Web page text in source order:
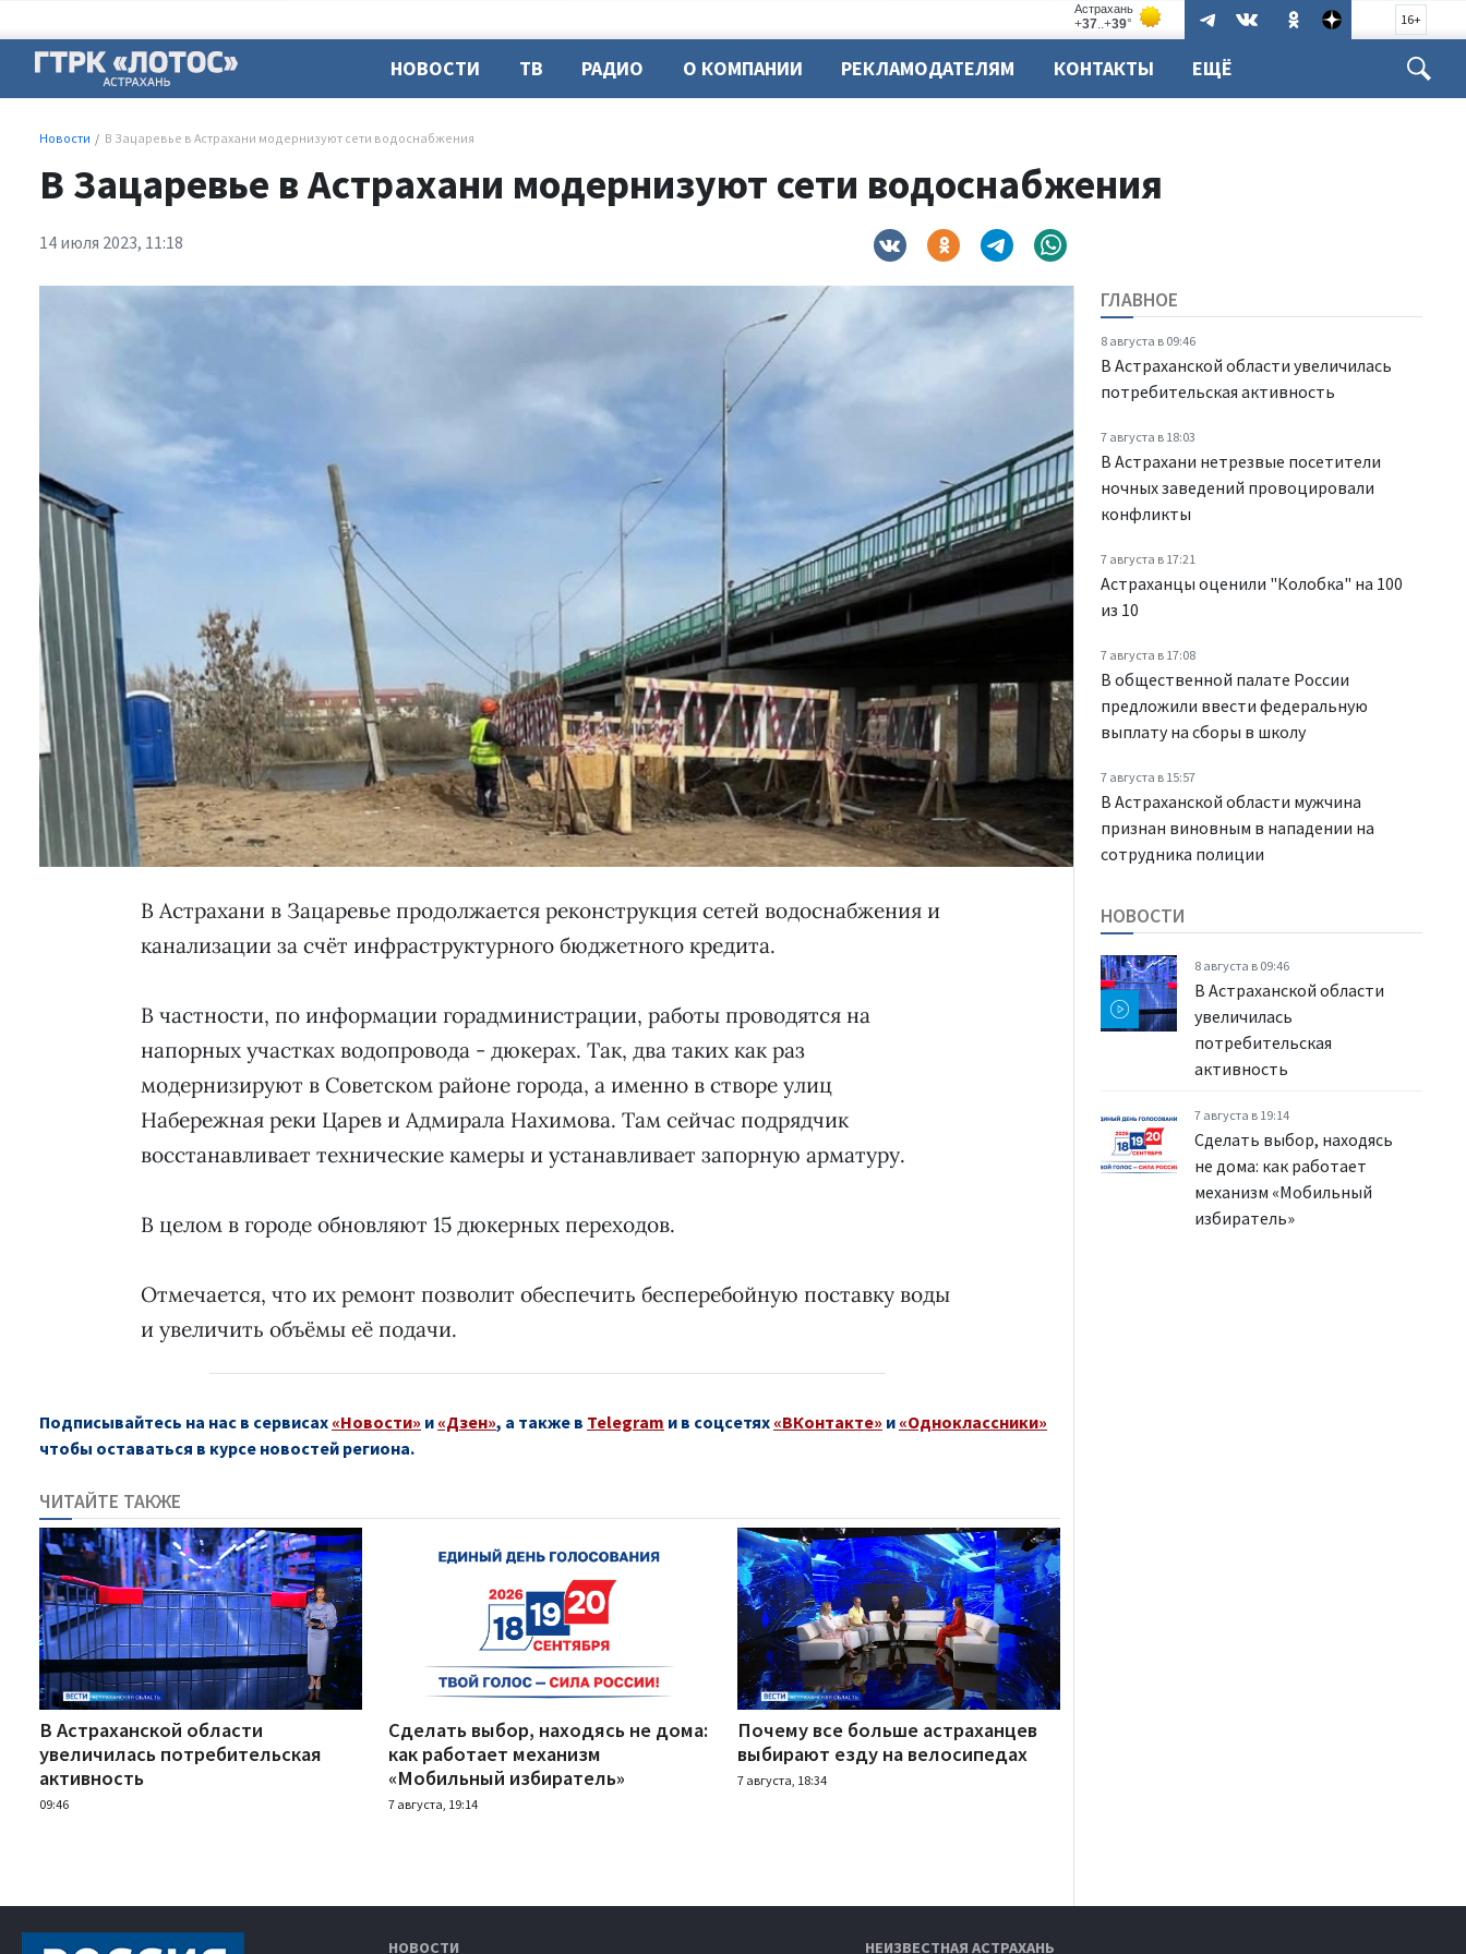
16+
НОВОСТИ ТВ РАДИО О КОМПАНИИ РЕКЛАМОДАТЕЛЯМ КОНТАКТЫ ЕЩЁ
Новости В Зацаревье в Астрахани модернизуют сети водоснабжения
В Зацаревье в Астрахани модернизуют сети водоснабжения
14 июля 2023, 11:18
ГЛАВНОЕ
8 августа в 09:46
В Астраханской области увеличилась
потребительская активность
7 августа в 18:03
В Астрахани нетрезвые посетители
ночных заведений провоцировали
конфликты
7 августа в 17:21
Астраханцы оценили "Колобка" на 100
из 10
7 августа в 17:08
В общественной палате России
предложили ввести федеральную
выплату на сборы в школу
7 августа в 15:57
В Астраханской области мужчина
признан виновным в нападении на
сотрудника полиции
В Астрахани в Зацаревье продолжается реконструкция сетей водоснабжения и
канализации за счёт инфраструктурного бюджетного кредита.
В частности, по информации горадминистрации, работы проводятся на
напорных участках водопровода - дюкерах. Так, два таких как раз
модернизируют в Советском районе города, а именно в створе улиц
Набережная реки Царев и Адмирала Нахимова. Там сейчас подрядчик
восстанавливает технические камеры и устанавливает запорную арматуру.
В целом в городе обновляют 15 дюкерных переходов.
Отмечается, что их ремонт позволит обеспечить бесперебойную поставку воды
и увеличить объёмы её подачи.
Подписывайтесь на нас в сервисах «Новости» и «Дзен», а также в Telegram и в соцсетях «ВКонтакте» и «Одноклассники»
чтобы оставаться в курсе новостей региона.
ЧИТАЙТЕ ТАКЖЕ
В Астраханской области
увеличилась потребительская
активность
09:46
Сделать выбор, находясь не дома:
как работает механизм
«Мобильный избиратель»
7 августа, 19:14
Почему все больше астраханцев
выбирают езду на велосипедах
7 августа, 18:34
НОВОСТИ
8 августа в 09:46
В Астраханской области
увеличилась
потребительская
активность
7 августа в 19:14
Сделать выбор, находясь
не дома: как работает
механизм «Мобильный
избиратель»
НОВОСТИ НЕИЗВЕСТНАЯ АСТРАХАНЬ